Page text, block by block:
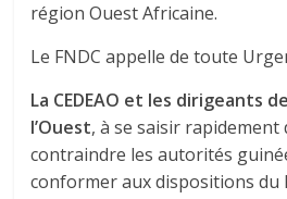
région Ouest Africaine.
Le FNDC appelle de toute
La CEDEAO et les dirigeants
l’Ouest, à se saisir
contraindre les autorités
conformer aux dispositions du